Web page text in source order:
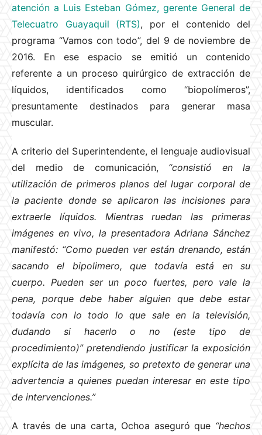
atención a Luis Esteban Gómez, gerente General de
Telecuatro Guayaquil (RTS), por el contenido del
programa “Vamos con todo”, del 9 de noviembre de
2016. En ese espacio se emitió un contenido
referente a un proceso quirúrgico de extracción de
líquidos, identificados como “biopolímeros”,
presuntamente destinados para generar masa
muscular.
A criterio del Superintendente, el lenguaje audiovisual
del medio de comunicación, “consistió en la
utilización de primeros planos del lugar corporal de
la paciente donde se aplicaron las incisiones para
extraerle líquidos. Mientras ruedan las primeras
imágenes en vivo, la presentadora Adriana Sánchez
manifestó: “Como pueden ver están drenando, están
sacando el bipolimero, que todavía está en su
cuerpo. Pueden ser un poco fuertes, pero vale la
pena, porque debe haber alguien que debe estar
todavía con lo todo lo que sale en la televisión,
dudando si hacerlo o no (este tipo de
procedimiento)” pretendiendo justificar la exposición
explícita de las imágenes, so pretexto de generar una
advertencia a quienes puedan interesar en este tipo
de intervenciones.”
A través de una carta, Ochoa aseguró que “hechos